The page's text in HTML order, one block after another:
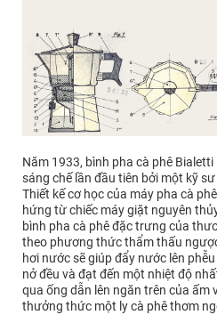
Năm 1933, bình pha cà phê
sáng chế lần đầu tiên bởi một kỹ
Thiết kế cơ học của máy pha cà
hứng từ chiếc máy giặt nguyên
bình pha cà phê đặc trưng của
theo phương thức thẩm thấu
hơi nước sẽ giúp đẩy nước lên
nở đều và đạt đến một nhiệt độ
qua ống dẫn lên ngăn trên của ấm
thưởng thức một ly cà phê thơm